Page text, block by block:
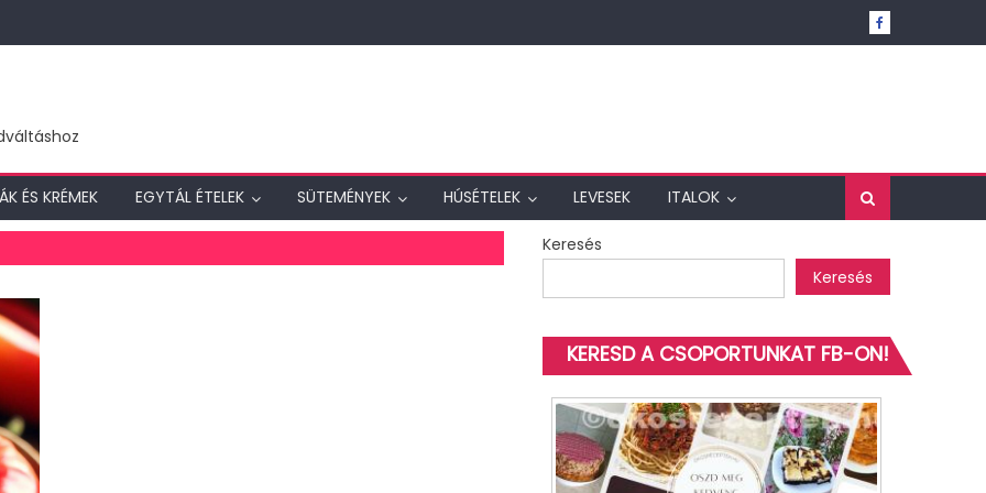
ÉS KRÉMEK EGYTÁL ÉTELEK SÜTEMÉNYEK HÚSÉTELEK LEVESEK ITALOK
Keresés
Keresés
KERESD A CSOPORTUNKAT FB-ON!